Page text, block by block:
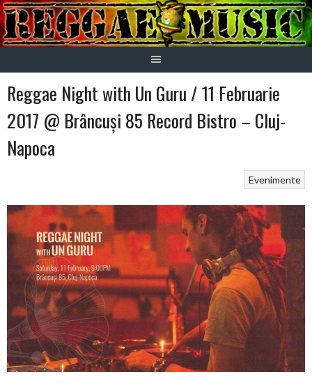
Skip
to
content
Reggae Night with Un Guru / 11 Februarie
2017 @ Brâncuși 85 Record Bistro – Cluj-
Napoca
Evenimente